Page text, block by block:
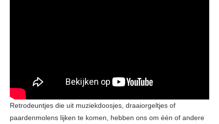
Retrodeuntjes die uit muziekdoosjes, draaiorgeltjes of
paardenmolens lijken te komen, hebben ons om één of andere